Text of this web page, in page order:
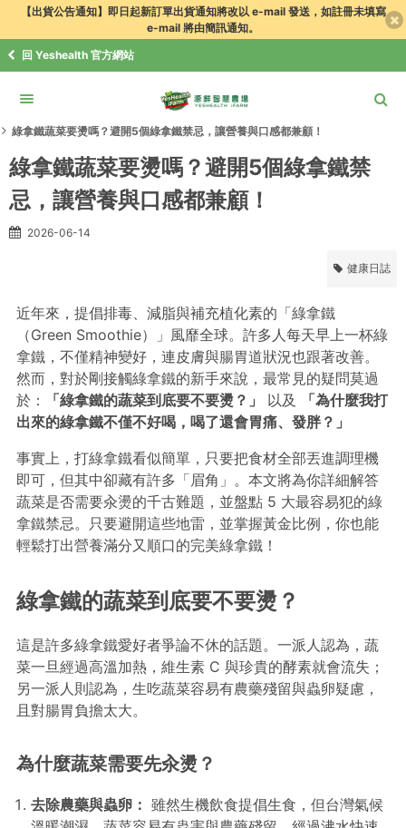
【出貨公告通知】即日起新訂單出貨通知將改以 e-mail 發送，如註冊未填寫
e-mail 將由簡訊通知。
回 Yeshealth 官方網站
綠拿鐵蔬菜要燙嗎？避開5個綠拿鐵禁忌，讓營養與口感都兼顧！
綠拿鐵蔬菜要燙嗎？避開5個綠拿鐵禁
忌，讓營養與口感都兼顧！
2026-06-14
健康日誌
近年來，提倡排毒、減脂與補充植化素的「綠拿鐵
（Green Smoothie）」風靡全球。許多人每天早上一杯綠
拿鐵，不僅精神變好，連皮膚與腸胃道狀況也跟著改善。
然而，對於剛接觸綠拿鐵的新手來說，最常見的疑問莫過
於：
「綠拿鐵的蔬菜到底要不要燙？」 以及
「為什麼我打
出來的綠拿鐵不僅不好喝，喝了還會胃痛、發胖？」
事實上，打綠拿鐵看似簡單，只要把食材全部丟進調理機
即可，但其中卻藏有許多「眉角」。本文將為你詳細解答
蔬菜是否需要汆燙的千古難題，並盤點 5 大最容易犯的綠
拿鐵禁忌。只要避開這些地雷，並掌握黃金比例，你也能
輕鬆打出營養滿分又順口的完美綠拿鐵！
綠拿鐵的蔬菜到底要不要燙？
這是許多綠拿鐵愛好者爭論不休的話題。一派人認為，蔬
菜一旦經過高溫加熱，維生素 C 與珍貴的酵素就會流失；
另一派人則認為，生吃蔬菜容易有農藥殘留與蟲卵疑慮，
且對腸胃負擔太大。
為什麼蔬菜需要先汆燙？
去除農藥與蟲卵： 雖然生機飲食提倡生食，但台灣氣候